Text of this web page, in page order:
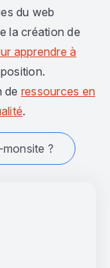
du web
la création de
apprendre à
de ressources en
.
?